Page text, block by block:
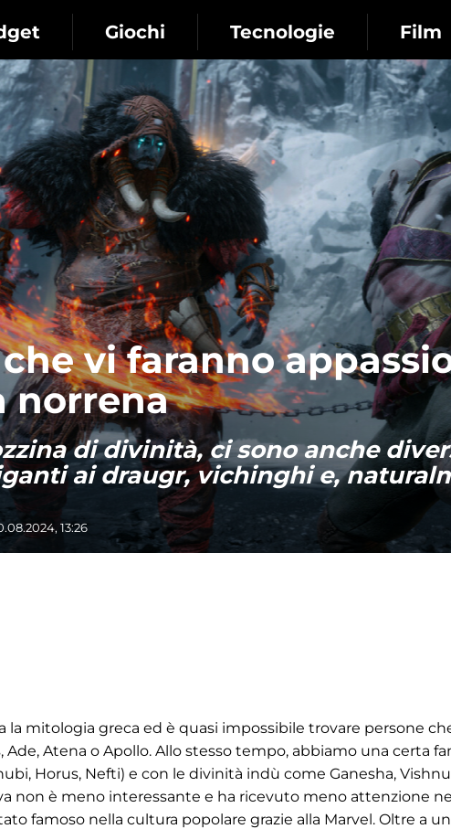
Giochi Tecnologie Film
vi faranno
norrena
di divinità, ci sono anche
ai draugr, vichinghi e,
13:26
la mitologia greca ed è quasi impossibile trovare persone
Atena o Apollo. Allo stesso tempo, abbiamo una certa
Horus, Nefti) e con le divinità indù come Ganesha, Vishnu
non è meno interessante e ha ricevuto meno attenzione
famoso nella cultura popolare grazie alla Marvel. Oltre a